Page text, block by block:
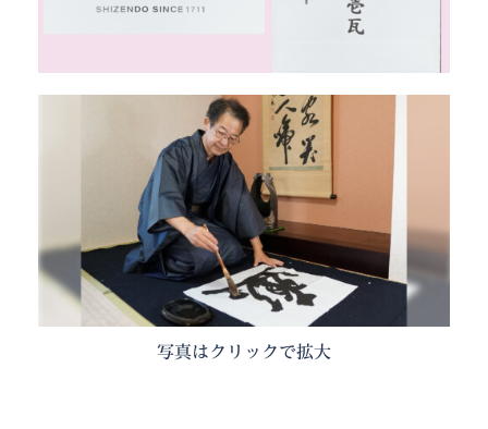
写真はクリックで拡大